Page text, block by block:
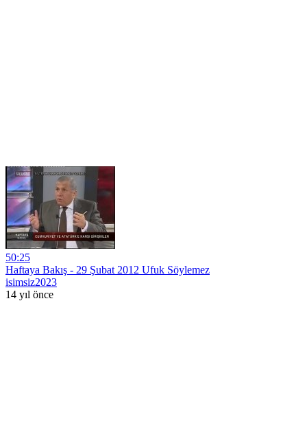
50:25
Haftaya Bakış - 29 Şubat 2012 Ufuk Söylemez
isimsiz2023
14 yıl önce